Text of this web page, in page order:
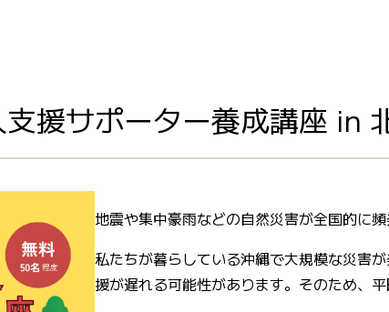
援サポーター養成講座 in
地震や集中豪雨などの自然災害が全国的に
私たちが暮らしている沖縄で大規模な災害
援が遅れる可能性があります。そのため、平